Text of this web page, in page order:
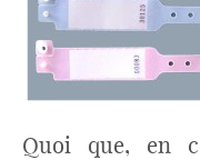
Quoi que, en